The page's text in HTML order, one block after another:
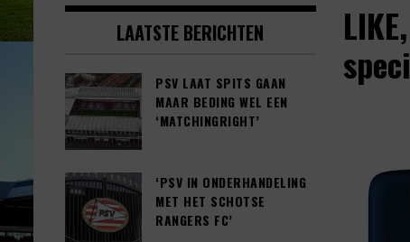
LAATSTE BERICHTEN
PSV LAAT SPITS GAAN
MAAR BEDING WEL EEN
‘MATCHINGRIGHT’
‘PSV IN ONDERHANDELING
MET HET SCHOTSE
RANGERS FC’